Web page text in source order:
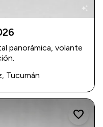
auto_awesome
panorámica, volante
Tucumán
favorite